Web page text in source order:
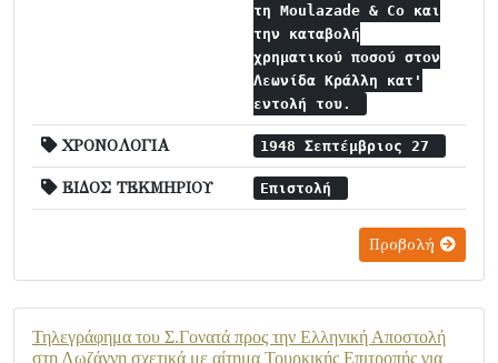
τη Moulazade & Co και
την καταβολή
χρηματικού ποσού στον
Λεωνίδα Κράλλη κατ'
εντολή του.
ΧΡΟΝΟΛΟΓΙΑ 1948 Σεπτέμβριος 27
ΕΙΔΟΣ ΤΕΚΜΗΡΙΟΥ Επιστολή
Προβολή
Τηλεγράφημα του Σ.Γονατά προς την Ελληνική Αποστολή
στη Λωζάννη σχετικά με αίτημα Τουρκικής Επιτροπής για